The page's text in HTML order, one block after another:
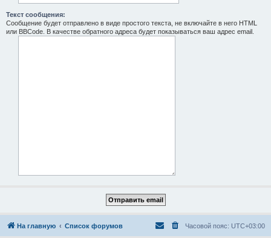
Текст сообщения:
Сообщение будет отправлено в виде простого текста, не включайте в него HTML
или BBCode. В качестве обратного адреса будет показываться ваш адрес email.
На главную Список форумов Часовой пояс: UTC+03:00